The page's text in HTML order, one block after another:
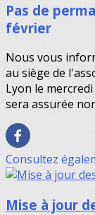
Pas de
février
Nous vous
au siège de
Lyon le
sera assurée
Consultez
Mise à jour